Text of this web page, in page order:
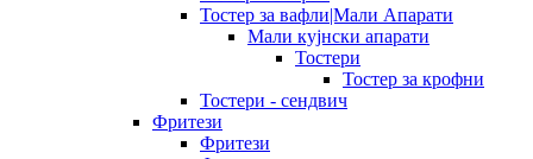
Тостер за вафли|Мали Апарати
Мали кујнски апарати
Тостери
Тостер за крофни
Тостери - сендвич
Фритези
Фритези